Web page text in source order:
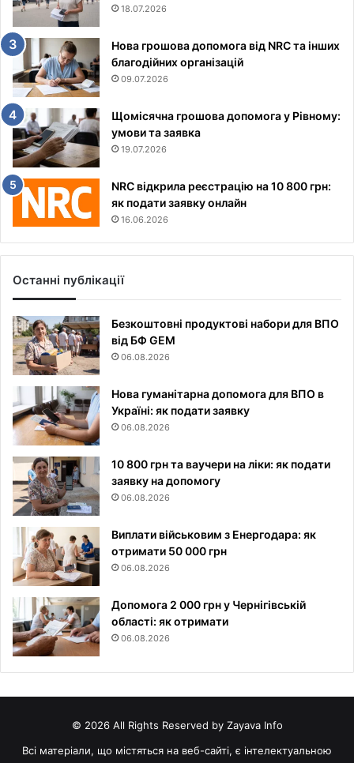
18.07.2026
Нова грошова допомога від NRC та інших
благодійних організацій
09.07.2026
Щомісячна грошова допомога у Рівному:
умови та заявка
19.07.2026
NRC відкрила реєстрацію на 10 800 грн:
як подати заявку онлайн
16.06.2026
Останні публікації
Безкоштовні продуктові набори для ВПО
від БФ GEM
06.08.2026
Нова гуманітарна допомога для ВПО в
Україні: як подати заявку
06.08.2026
10 800 грн та ваучери на ліки: як подати
заявку на допомогу
06.08.2026
Виплати військовим з Енергодара: як
отримати 50 000 грн
06.08.2026
Допомога 2 000 грн у Чернігівській
області: як отримати
06.08.2026
© 2026 All Rights Reserved by Zayava Info
Всі матеріали, що містяться на веб-сайті, є інтелектуальною